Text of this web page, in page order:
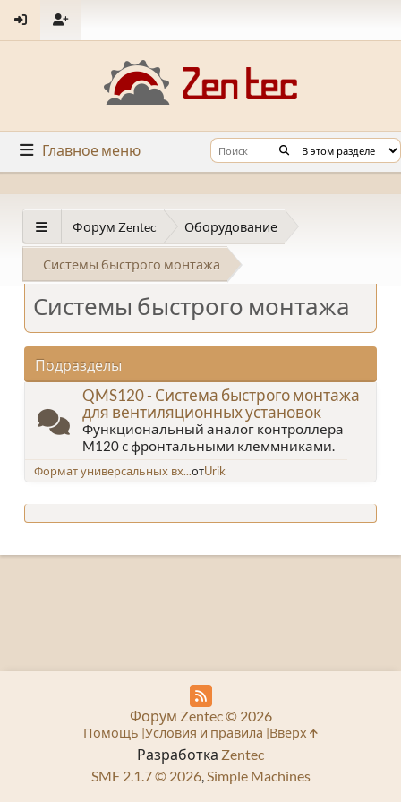
Главное меню
Форум Zentec Оборудование
Системы быстрого монтажа
Системы быстрого монтажа
Подразделы
QMS120 - Система быстрого монтажа
для вентиляционных установок
Функциональный аналог контроллера
M120 с фронтальными клеммниками.
Формат универсальных вх...отUrik
Разработка Zentec
SMF 2.1.7 © 2026,Simple Machines
Форум Zentec © 2026
Помощь Условия и правила Вверх